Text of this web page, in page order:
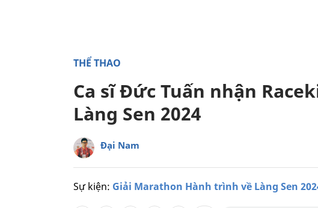
THỂ THAO
Ca sĩ Đức Tuấn nhận
Làng Sen 2024
Đại Nam
Sự kiện: Giải Marathon Hành trình về Làng Sen